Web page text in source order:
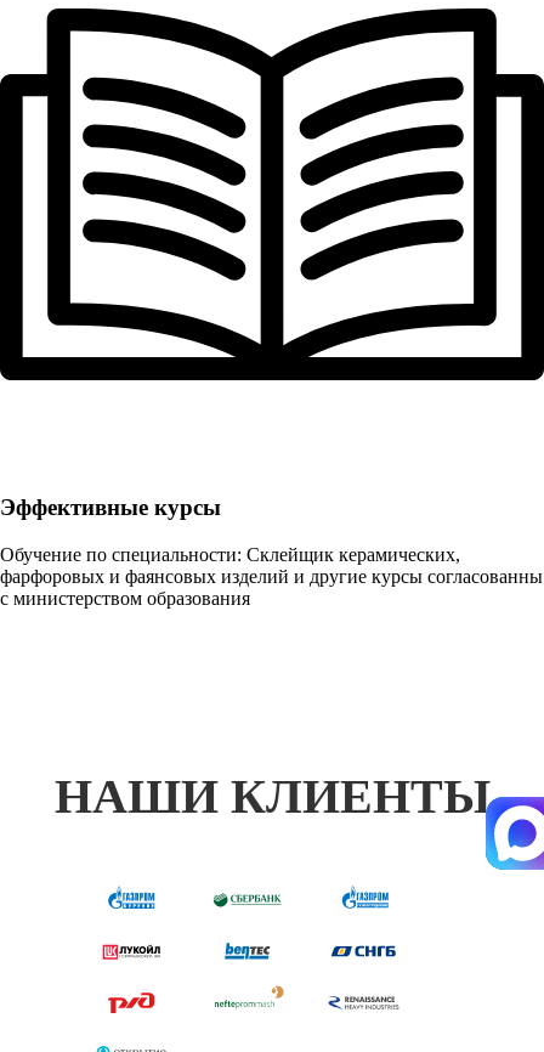
Эффективные курсы
Обучение по специальности: Склейщик керамических,
фарфоровых и фаянсовых изделий и другие курсы согласованны
с министерством образования
НАШИ КЛИЕНТЫ